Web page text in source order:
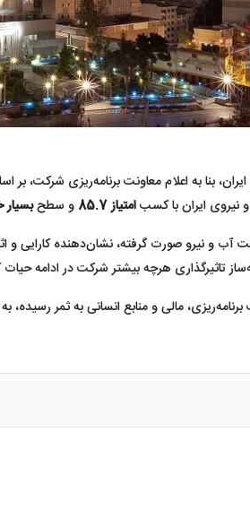
بنا به اعلام معاونت برنامه‌ریزی
ایران با کسبامتیاز 85.7 و سطح
آب و نیرو صورت گرفته، نشان‌دهنده
تاثیرگذاری هرچه بیشتر شرکت در ادامه
مالی و منابع انسانی به ثمر